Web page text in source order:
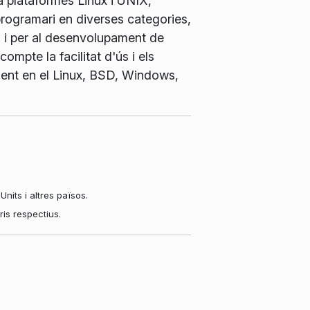
en diverses categories,
per al desenvolupament de
la facilitat d'ús i els
en el Linux, BSD, Windows,
i altres països.
respectius.